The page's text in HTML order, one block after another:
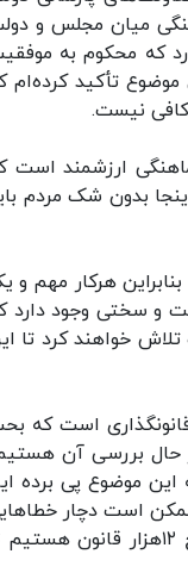
میان مجلس و دولت
که محکوم به موفقیت
تأکید کرده‌ام که
نیست.
ارزشمند است که
بدون شک مردم باید
هرکار مهم و یک
و سختی وجود دارد که
خواهند کرد تا این
است که بحث
بررسی آن هستیم،
موضوع پی برده ایم
است دچار خطاهایی
باشد، بنابراین حدود ۴ ماه است که از طریق هوش مصنوعی در حال تنقیح ۱۲هزار قانون هستیم تا